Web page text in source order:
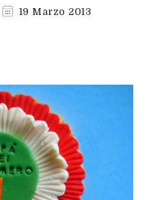
19 Marzo 2013